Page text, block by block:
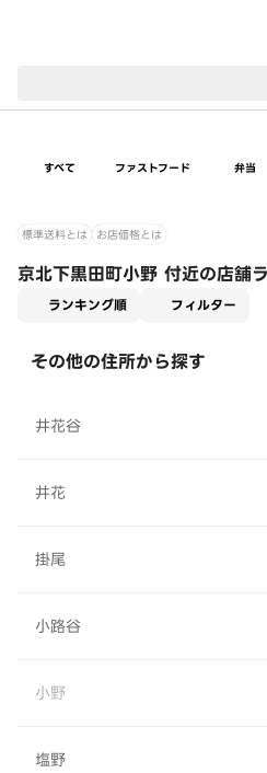
すべて ファストフード 弁当
標準送料とは お店価格とは
京北下黒田町小野 付近の店舗
ランキング順 フィルター
その他の住所から探す
井花谷
井花
掛尾
小路谷
小野
塩野